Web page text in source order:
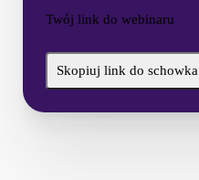
Twój link do webinaru
Skopiuj link do schowka